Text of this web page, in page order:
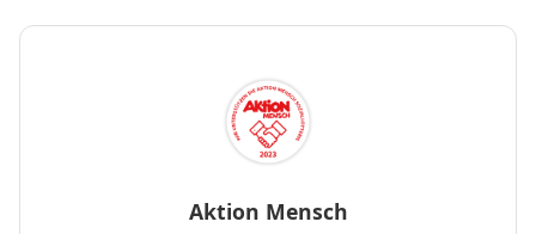
Aktion Mensch